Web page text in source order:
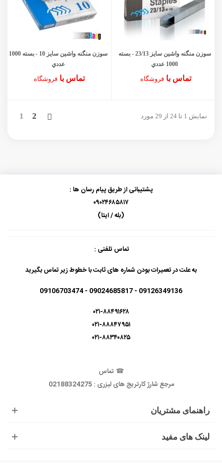
سوزن منگنه واشین سايز 23/13 - بسته
1000 عددي
تماس بافروشگاه
سوزن منگنه واشین سايز 10 - بسته 1000
عددي
تماس بافروشگاه
نمایش 1 تا 24 از 29 مورد 1 2
بعدی
راهنمای مشتریان
لینک های مفید
پشتیبانی از طریق پیام رسان ها :
۰۹۰۲۴۶۸۵۸۱۷
(بله / ایتا)
تماس تلفنی :
به علت در تعمیرات بودن شماره های ثابت با خطوط زیر تماس بگیرید
09126349136 - 09024685817 - 09106703474
۰۲۱-۸۸۴۹۱۶۲۸
۰۲۱-۸۸۸۴۷۹۵۱
۰۲۱-۸۸۳۴۰۸۲۵
☎ تماس
مرجع شارژ کارتریج های لیزری : 02188324275